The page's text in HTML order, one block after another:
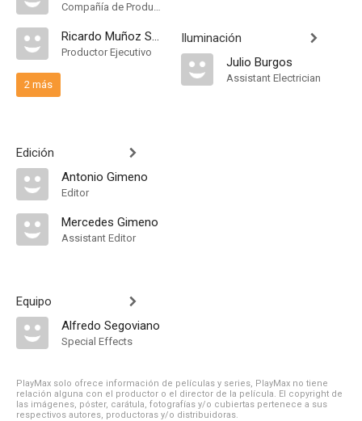
Compañía de Produccion
Ricardo Muñoz Suay
Productor Ejecutivo
2 más
Edición
Antonio Gimeno
Editor
Mercedes Gimeno
Assistant Editor
Equipo
Alfredo Segoviano
Special Effects
Iluminación
Julio Burgos
Assistant Electrician
PlayMax solo ofrece información de películas y series, PlayMax no tiene
relación alguna con el productor o el director de la película. El copyright de
las imágenes, póster, carátula, fotografías y/o cubiertas pertenece a sus
respectivos autores, productoras y/o distribuidoras.